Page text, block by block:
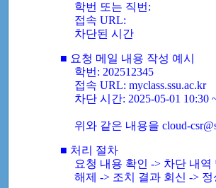
학번 또는 직번:
접속 URL:
차단된 시간
■ 요청 메일 내용 작성 예시
학번: 202512345
접속 URL: myclass.ssu.ac.kr
차단 시간: 2025-05-01 10:30
위와 같은 내용을 cloud-
■ 처리 절차
요청 내용 확인 -> 차단 내
해제 -> 조치 결과 회신 ->